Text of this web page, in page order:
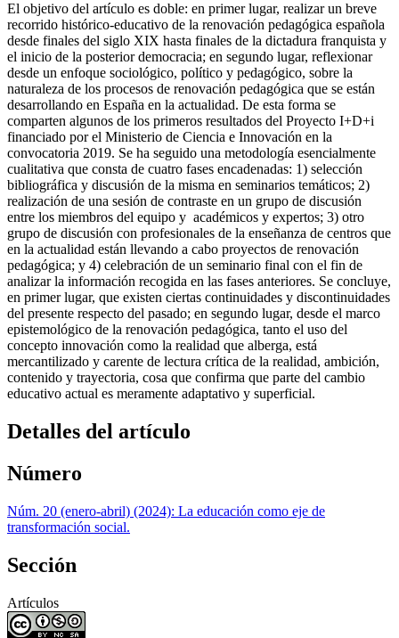
El objetivo del artículo es doble: en primer lugar, realizar un breve
recorrido histórico-educativo de la renovación pedagógica española
desde finales del siglo XIX hasta finales de la dictadura franquista y
el inicio de la posterior democracia; en segundo lugar, reflexionar
desde un enfoque sociológico, político y pedagógico, sobre la
naturaleza de los procesos de renovación pedagógica que se están
desarrollando en España en la actualidad. De esta forma se
comparten algunos de los primeros resultados del Proyecto I+D+i
financiado por el Ministerio de Ciencia e Innovación en la
convocatoria 2019. Se ha seguido una metodología esencialmente
cualitativa que consta de cuatro fases encadenadas: 1) selección
bibliográfica y discusión de la misma en seminarios temáticos; 2)
realización de una sesión de contraste en un grupo de discusión
entre los miembros del equipo y académicos y expertos; 3) otro
grupo de discusión con profesionales de la enseñanza de centros que
en la actualidad están llevando a cabo proyectos de renovación
pedagógica; y 4) celebración de un seminario final con el fin de
analizar la información recogida en las fases anteriores. Se concluye,
en primer lugar, que existen ciertas continuidades y discontinuidades
del presente respecto del pasado; en segundo lugar, desde el marco
epistemológico de la renovación pedagógica, tanto el uso del
concepto innovación como la realidad que alberga, está
mercantilizado y carente de lectura crítica de la realidad, ambición,
contenido y trayectoria, cosa que confirma que parte del cambio
educativo actual es meramente adaptativo y superficial.
Detalles del artículo
Número
Núm. 20 (enero-abril) (2024): La educación como eje de
transformación social.
Sección
Artículos